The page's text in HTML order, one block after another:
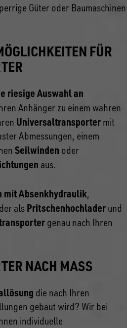
Güter oder Baumaschinen
FÜR
riesige Auswahl an
Anhänger zu einem wahren
Universaltransporter mit
Abmessungen, einem
Seilwinden oder
aus.
mit Absenkhydraulik,
alsPritschenhochlader und
genau nach Ihren
NACH MASS
die nach Ihren
gebaut wird? Wir bei
individuelle